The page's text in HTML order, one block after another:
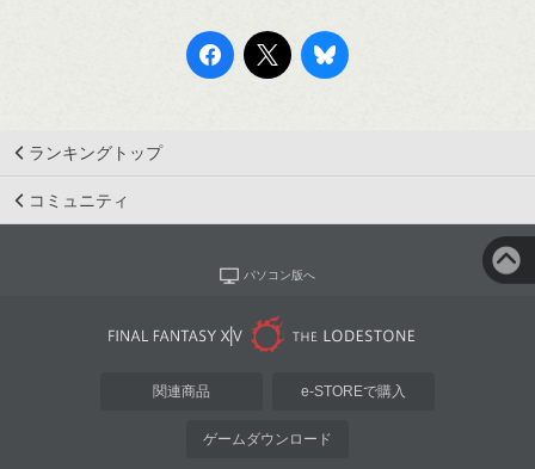
ランキングトップ
コミュニティ
パソコン版へ
関連商品 e-STOREで購入
ゲームダウンロード